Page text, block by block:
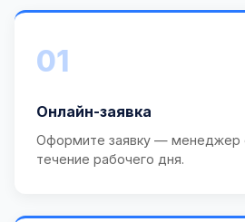
01
Онлайн-заявка
Оформите заявку — менеджер
течение рабочего дня.